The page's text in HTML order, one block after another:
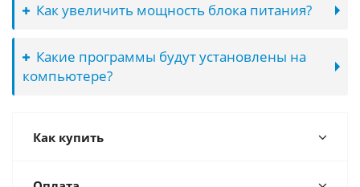
Как увеличить мощность блока питания?
Какие программы будут установлены на
компьютере?
Как купить